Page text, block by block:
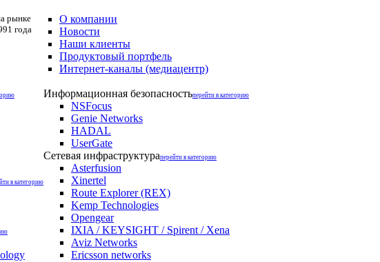
рынке
года
О компании
Новости
Наши клиенты
Продуктовый портфель
Интернет-каналы (медиацентр)
в категорию
Информационная безопасностьперейти в категорию
NSFocus
Genie Networks
HADAL
UserGate
Сетевая инфраструктураперейти в категорию
Asterfusion
Xinertel
Route Explorer (REX)
Kemp Technologies
Opengear
IXIA / KEYSIGHT / Spirent / Xena
Aviz Networks
Ericsson networks